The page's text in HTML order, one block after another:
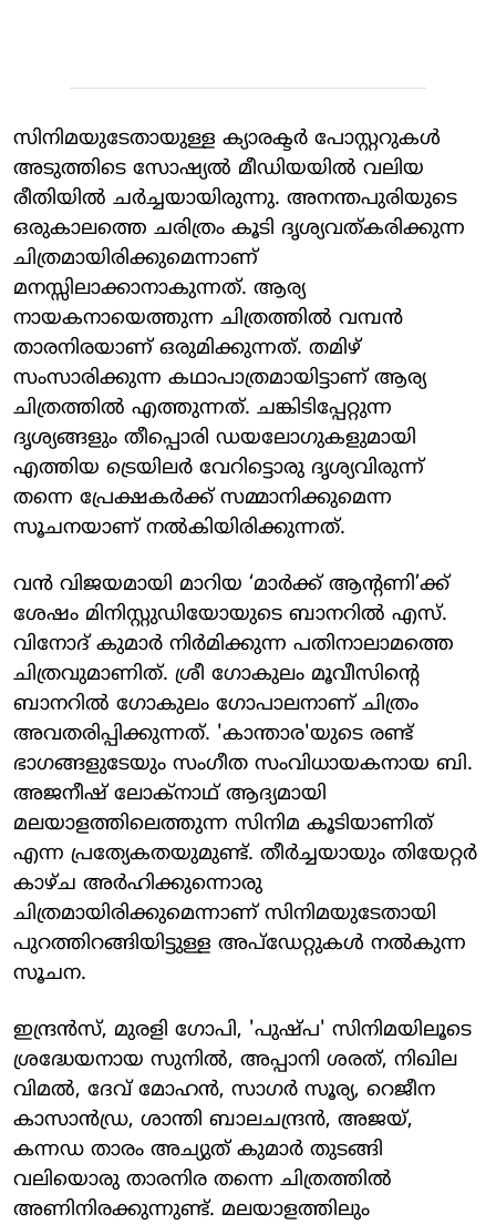
സിനിമയുടേതായുള്ള ക്യാരക്ടർ പോസ്റ്ററുകള്‍
അടുത്തിടെ സോഷ്യൽ മീഡിയയിൽ വലിയ
രീതിയിൽ ചർച്ചയായിരുന്നു. അനന്തപുരിയുടെ
ഒരുകാലത്തെ ചരിത്രം കൂടി ദൃശ്യവത്കരിക്കുന്ന
ചിത്രമായിരിക്കുമെന്നാണ്
മനസ്സിലാക്കാനാകുന്നത്. ആര്യ
നായകനായെത്തുന്ന ചിത്രത്തിൽ വമ്പൻ
താരനിരയാണ് ഒരുമിക്കുന്നത്. തമിഴ്
സംസാരിക്കുന്ന കഥാപാത്രമായിട്ടാണ് ആര്യ
ചിത്രത്തിൽ എത്തുന്നത്. ചങ്കിടിപ്പേറ്റുന്ന
ദൃശ്യങ്ങളും തീപ്പൊരി ഡയലോഗുകളുമായി
എത്തിയ ട്രെയിലർ വേറിട്ടൊരു ദൃശ്യവിരുന്ന്
തന്നെ പ്രേക്ഷകർക്ക് സമ്മാനിക്കുമെന്ന
സൂചനയാണ് നൽകിയിരിക്കുന്നത്.
വൻ വിജയമായി മാറിയ ‘മാർക്ക് ആന്‍റണി’ക്ക്
ശേഷം മിനിസ്റ്റുഡിയോയുടെ ബാനറിൽ എസ്.
വിനോദ് കുമാർ നിർമിക്കുന്ന പതിനാലാമത്തെ
ചിത്രവുമാണിത്. ശ്രീ ഗോകുലം മൂവീസിൻ്റെ
ബാനറിൽ ഗോകുലം ഗോപാലനാണ് ചിത്രം
അവതരിപ്പിക്കുന്നത്. 'കാന്താര'യുടെ രണ്ട്
ഭാഗങ്ങളുടേയും സംഗീത സംവിധായകനായ ബി.
അജനീഷ് ലോക്നാഥ് ആദ്യമായി
മലയാളത്തിലെത്തുന്ന സിനിമ കൂടിയാണിത്
എന്ന പ്രത്യേകതയുമുണ്ട്. തീ‍ർച്ചയായും തിയേറ്റർ
കാഴ്ച അർഹിക്കുന്നൊരു
ചിത്രമായിരിക്കുമെന്നാണ് സിനിമയുടേതായി
പുറത്തിറങ്ങിയിട്ടുള്ള അപ്ഡേറ്റുകള്‍ നൽകുന്ന
സൂചന.
ഇന്ദ്രൻസ്, മുരളി ഗോപി, 'പുഷ്പ' സിനിമയിലൂടെ
ശ്രദ്ധേയനായ സുനിൽ, അപ്പാനി ശരത്, നിഖില
വിമൽ, ദേവ്‌ മോഹൻ, സാഗർ സൂര്യ, റെജീന
കാസാൻഡ്ര, ശാന്തി ബാലചന്ദ്രൻ, അജയ്,
കന്നഡ താരം അച്യുത് കുമാർ തുടങ്ങി
വലിയൊരു താരനിര തന്നെ ചിത്രത്തിൽ
അണിനിരക്കുന്നുണ്ട്. മലയാളത്തിലും